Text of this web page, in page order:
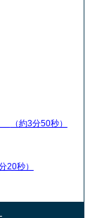
（約3分50秒）
20秒）